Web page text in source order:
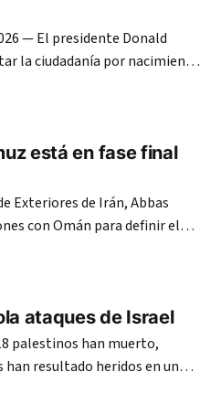
— El presidente Donald
la ciudadanía por nacimiento
migratoria pese al
está en fase final
Exteriores de Irán, Abbas
con Omán para definir el
y reiteró que Estados
ataques de Israel
palestinos han muerto,
han resultado heridos en una
este domingo por el